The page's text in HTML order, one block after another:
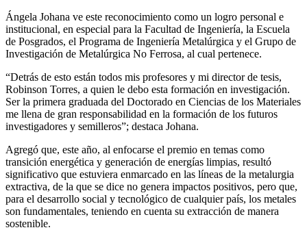
Ángela Johana ve este reconocimiento como un logro personal e
institucional, en especial para la Facultad de Ingeniería, la Escuela
de Posgrados, el Programa de Ingeniería Metalúrgica y el Grupo de
Investigación de Metalúrgica No Ferrosa, al cual pertenece.
“Detrás de esto están todos mis profesores y mi director de tesis,
Robinson Torres, a quien le debo esta formación en investigación.
Ser la primera graduada del Doctorado en Ciencias de los Materiales
me llena de gran responsabilidad en la formación de los futuros
investigadores y semilleros”; destaca Johana.
Agregó que, este año, al enfocarse el premio en temas como
transición energética y generación de energías limpias, resultó
significativo que estuviera enmarcado en las líneas de la metalurgia
extractiva, de la que se dice no genera impactos positivos, pero que,
para el desarrollo social y tecnológico de cualquier país, los metales
son fundamentales, teniendo en cuenta su extracción de manera
sostenible.